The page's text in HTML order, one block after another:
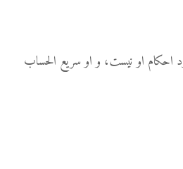
او نيست، و او سريع الحساب